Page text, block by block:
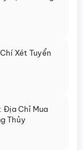
Xét Tuyển
Địa Chỉ Mua
Thủy